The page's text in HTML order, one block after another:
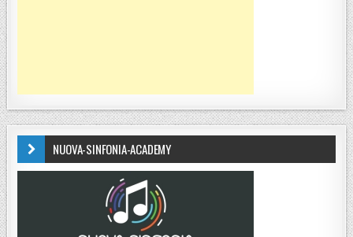
NUOVA-SINFONIA-ACADEMY